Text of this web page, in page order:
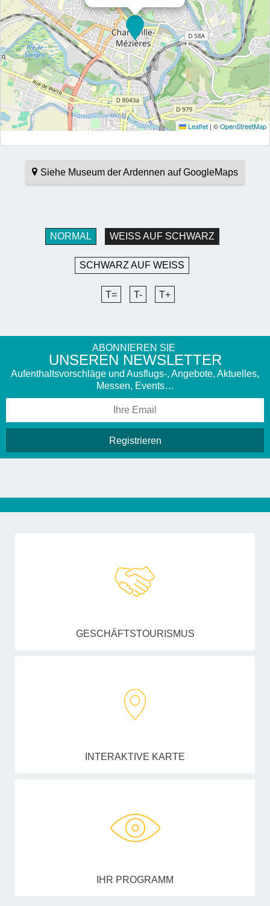
Leaflet|©OpenStreetMap
Siehe Museum der Ardennen auf GoogleMaps
NORMAL WEISS AUF SCHWARZ
SCHWARZ AUF WEISS
T= T- T+
ABONNIEREN SIE
UNSEREN NEWSLETTER
Aufenthaltsvorschläge und Ausflugs-, Angebote, Aktuelles,
Messen, Events…
GESCHÄFTSTOURISMUS
INTERAKTIVE KARTE
IHR PROGRAMM